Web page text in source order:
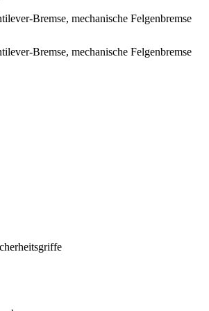
Bremse, mechanische Felgenbremse
Bremse, mechanische Felgenbremse